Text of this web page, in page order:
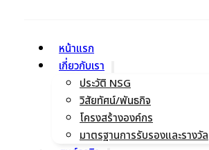
หน้าแรก
เกี่ยวกับเรา
ประวัติ NSG
วิสัยทัศน์/พันธกิจ
โครงสร้างองค์กร
มาตรฐานการรับรองและรางวัล